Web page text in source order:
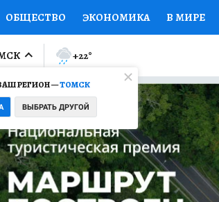
ОБЩЕСТВО ЭКОНОМИКА В МИРЕ
ПРОИСШЕСТВИЯ
МИР Я ЗНАЮ СЕМЬЯ
СЕРИАЛЫ СПЕЦПРОЕКТЫ
КОЛЛЕКЦИИ КОНКУРСЫ РАБОТА У
РЕГИОН —ТОМСК
ВЫБРАТЬ ДРУГОЙ
+22°